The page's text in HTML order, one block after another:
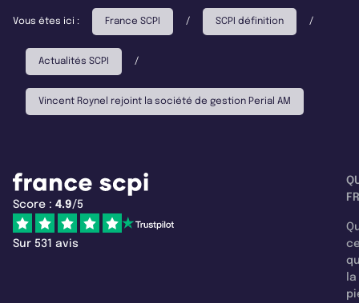
Vous êtes ici : France SCPI / SCPI définition /
Actualités SCPI /
Vincent Roynel rejoint la société de gestion Perial AM
Score : 4.9/5
Sur 531 avis
la